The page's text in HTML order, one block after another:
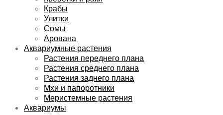
Крабы
Улитки
Сомы
Арована
Аквариумные растения
Растения переднего плана
Растения среднего плана
Растения заднего плана
Мхи и папоротники
Меристемные растения
Аквариумы